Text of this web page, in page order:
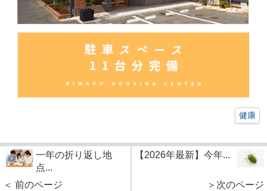
健康
一年の折り返し地
点...
＜ 前のページ
【2026年最新】今年...
＞次のページ